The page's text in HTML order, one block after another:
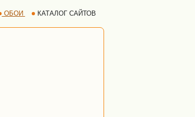
ОБОИ КАТАЛОГ САЙТОВ